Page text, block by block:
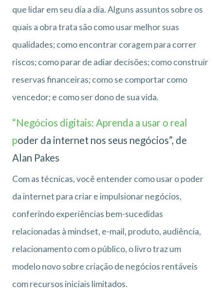
que lidar em seu dia a dia. Alguns assuntos sobre os
quais a obra trata são como usar melhor suas
qualidades; como encontrar coragem para correr
riscos; como parar de adiar decisões; como construir
reservas financeiras; como se comportar como
vencedor; e como ser dono de sua vida.
“Negócios digitais: Aprenda a usar o real
poder da internet nos seus negócios”, de
Alan Pakes
Com as técnicas, você entender como usar o poder
da internet para criar e impulsionar negócios,
conferindo experiências bem-sucedidas
relacionadas à mindset, e-mail, produto, audiência,
relacionamento com o público, o livro traz um
modelo novo sobre criação de negócios rentáveis
com recursos iniciais limitados.